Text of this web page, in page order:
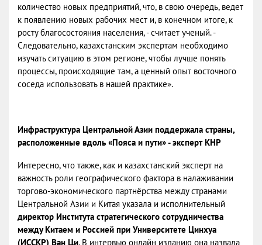
количество новых предприятий, что, в свою очередь, ведет
к появлению новых рабочих мест и, в конечном итоге, к
росту благосостояния населения, - считает ученый. -
Следовательно, казахстанским экспертам необходимо
изучать ситуацию в этом регионе, чтобы лучше понять
процессы, происходящие там, а ценный опыт восточного
соседа использовать в нашей практике».
Инфраструктура Центральной Азии поддержала страны,
расположенные вдоль «Пояса и пути» - эксперт КНР
Интересно, что также, как и казахстанский эксперт на
важность роли географического фактора в налаживании
торгово-экономического партнёрства между странами
Центральной Азии и Китая указала и исполнительный
директор Института стратегического сотрудничества
между Китаем и Россией при Университете Цинхуа
(ИССКР) Ван Ци. В интервью онлайн изданию она назвала